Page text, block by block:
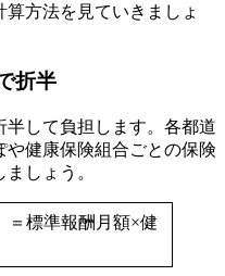
方法を見ていきましょ
折半
して負担します。各都道
や健康保険組合ごとの保険
しょう。
＝標準報酬月額×健